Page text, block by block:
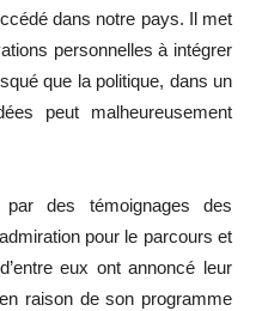
dans notre pays. Il met
personnelles à intégrer
que la politique, dans un
peut malheureusement
des témoignages des
pour le parcours et
eux ont annoncé leur
raison de son programme